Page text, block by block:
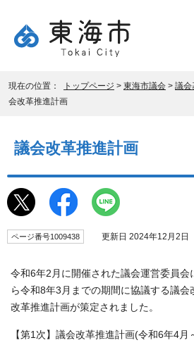
現在の位置： トップページ > 東海市議会 > 議会
会改革推進計画
議会改革推進計画
ページ番号1009438 更新日 2024年12月2日
令和6年2月に開催された議会運営委員
ら令和8年3月までの期間に協議する議
改革推進計画が策定されました。
【第1次】議会改革推進計画(令和6年4